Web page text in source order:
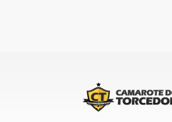
opções
podem